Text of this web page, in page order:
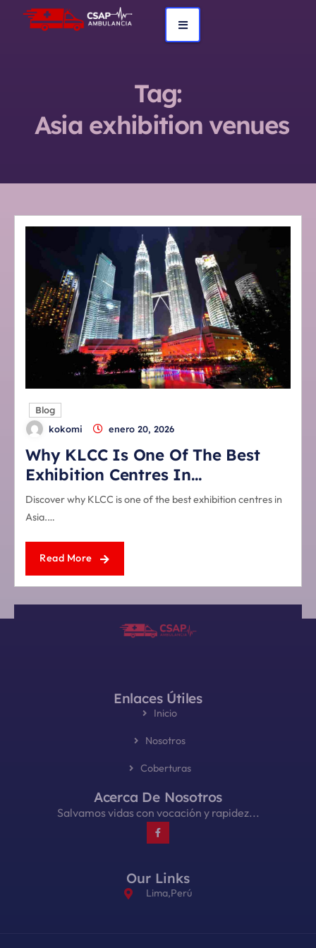
Tag:
Asia exhibition venues
Blog
kokomi
enero 20, 2026
Why KLCC Is One Of The Best
Exhibition Centres In…
Discover why KLCC is one of the best exhibition centres in
Asia.…
Read More
Enlaces Útiles
Inicio
Nosotros
Coberturas
Acerca De Nosotros
Salvamos vidas con vocación y rapidez...
Our Links
Lima,Perú